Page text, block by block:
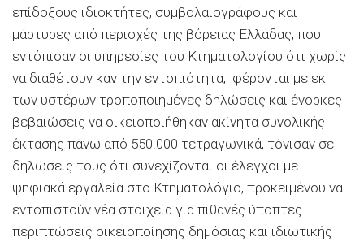
επίδοξους ιδιοκτήτες, συμβολαιογράφους και
μάρτυρες από περιοχές της βόρειας Ελλάδας, που
εντόπισαν οι υπηρεσίες του Κτηματολογίου ότι χωρίς
να διαθέτουν καν την εντοπιότητα, φέρονται με εκ
των υστέρων τροποποιημένες δηλώσεις και ένορκες
βεβαιώσεις να οικειοποιήθηκαν ακίνητα συνολικής
έκτασης πάνω από 550.000 τετραγωνικά, τόνισαν σε
δηλώσεις τους ότι συνεχίζονται οι έλεγχοι με
ψηφιακά εργαλεία στο Κτηματολόγιο, προκειμένου να
εντοπιστούν νέα στοιχεία για πιθανές ύποπτες
περιπτώσεις οικειοποίησης δημόσιας και ιδιωτικής